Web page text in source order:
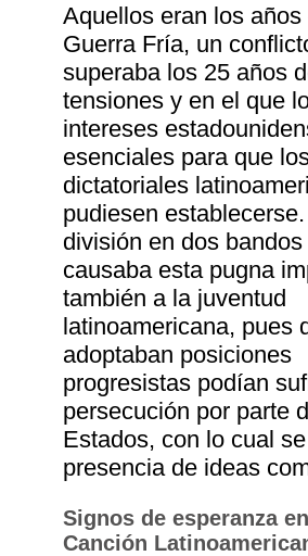
Aquellos eran los años
Guerra Fría, un
superaba los 25 años
tensiones y en el que
intereses
esenciales para que
dictatoriales
pudiesen
división en dos bandos
causaba esta pugna
también a la juventud
latinoamericana, pues
adoptaban posiciones
progresistas podían
persecución por parte
Estados, con lo cual
presencia de ideas
Signos de esperanza
Canción